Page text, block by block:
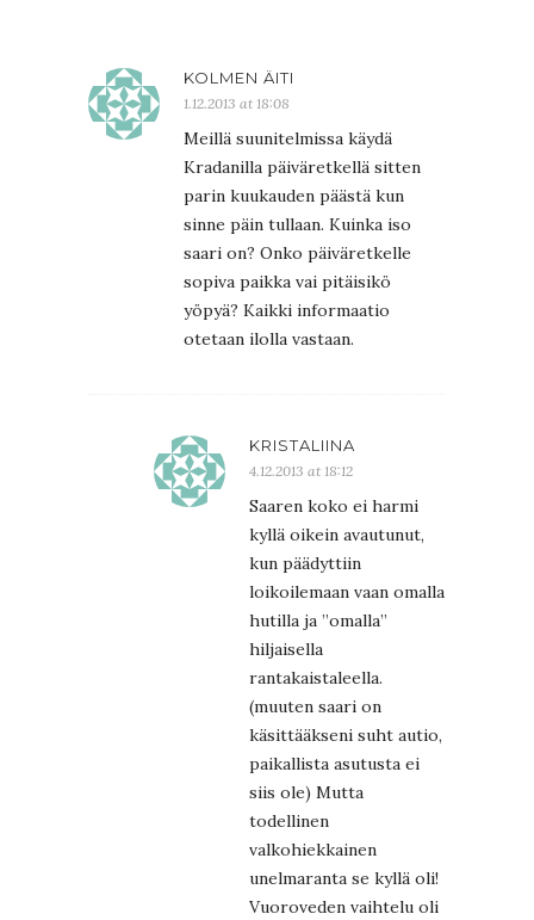
KOLMEN ÄITI
1.12.2013 at 18:08
Meillä suunitelmissa käydä
Kradanilla päiväretkellä sitten
parin kuukauden päästä kun
sinne päin tullaan. Kuinka iso
saari on? Onko päiväretkelle
sopiva paikka vai pitäisikö
yöpyä? Kaikki informaatio
otetaan ilolla vastaan.
KRISTALIINA
4.12.2013 at 18:12
Saaren koko ei harmi
kyllä oikein avautunut,
kun päädyttiin
loikoilemaan vaan omalla
hutilla ja ”omalla”
hiljaisella
rantakaistaleella.
(muuten saari on
käsittääkseni suht autio,
paikallista asutusta ei
siis ole) Mutta
todellinen
valkohiekkainen
unelmaranta se kyllä oli!
Vuoroveden vaihtelu oli